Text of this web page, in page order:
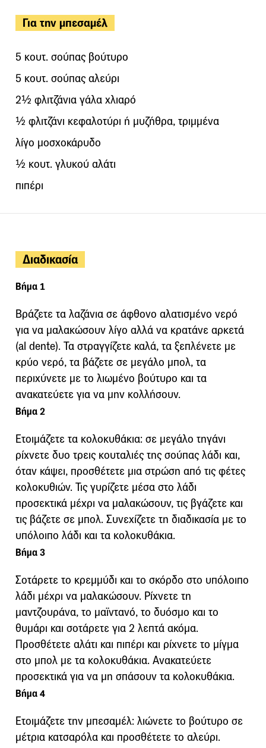
Για την μπεσαμέλ
5 κουτ. σούπας βούτυρο
5 κουτ. σούπας αλεύρι
2½ φλιτζάνια γάλα χλιαρό
½ φλιτζάνι κεφαλοτύρι ή μυζήθρα, τριμμένα
λίγο μοσχοκάρυδο
½ κουτ. γλυκού αλάτι
πιπέρι
Διαδικασία
Βήμα 1
Βράζετε τα λαζάνια σε άφθονο αλατισμένο νερό
για να μαλακώσουν λίγο αλλά να κρατάνε αρκετά
(al dente). Τα στραγγίζετε καλά, τα ξεπλένετε με
κρύο νερό, τα βάζετε σε μεγάλο μπολ, τα
περιχύνετε με το λιωμένο βούτυρο και τα
ανακατεύετε για να μην κολλήσουν.
Βήμα 2
Ετοιμάζετε τα κολοκυθάκια: σε μεγάλο τηγάνι
ρίχνετε δυο τρεις κουταλιές της σούπας λάδι και,
όταν κάψει, προσθέτετε μια στρώση από τις φέτες
κολοκυθιών. Τις γυρίζετε μέσα στο λάδι
προσεκτικά μέχρι να μαλακώσουν, τις βγάζετε και
τις βάζετε σε μπολ. Συνεχίζετε τη διαδικασία με το
υπόλοιπο λάδι και τα κολοκυθάκια.
Βήμα 3
Σοτάρετε το κρεμμύδι και το σκόρδο στο υπόλοιπο
λάδι μέχρι να μαλακώσουν. Ρίχνετε τη
μαντζουράνα, το μαϊντανό, το δυόσμο και το
θυμάρι και σοτάρετε για 2 λεπτά ακόμα.
Προσθέτετε αλάτι και πιπέρι και ρίχνετε το μίγμα
στο μπολ με τα κολοκυθάκια. Ανακατεύετε
προσεκτικά για να μη σπάσουν τα κολοκυθάκια.
Βήμα 4
Ετοιμάζετε την μπεσαμέλ: λιώνετε το βούτυρο σε
μέτρια κατσαρόλα και προσθέτετε το αλεύρι.